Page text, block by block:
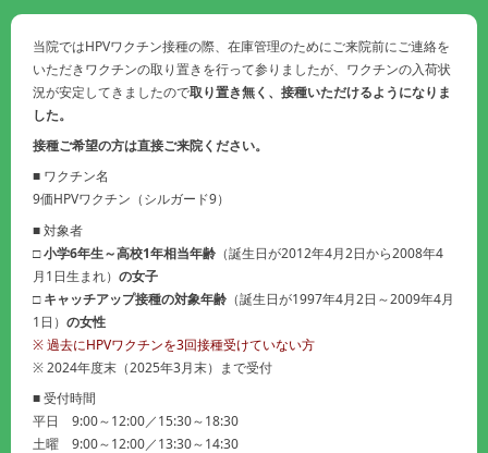
当院ではHPVワクチン接種の際、在庫管理のためにご来院前にご連絡を
いただきワクチンの取り置きを行って参りましたが、ワクチンの入荷状
況が安定してきましたので取り置き無く、接種いただけるようになりま
した。
接種ご希望の方は直接ご来院ください。
■ ワクチン名
9価HPVワクチン（シルガード9）
■ 対象者
□小学6年生～高校1年相当年齢 （誕生日が2012年4月2日から2008年4
月1日生まれ） の女子
□キャッチアップ接種の対象年齢 （誕生日が1997年4月2日～2009年4月
1日） の女性
※ 過去にHPVワクチンを3回接種受けていない方
※ 2024年度末（2025年3月末）まで受付
■ 受付時間
平日 9:00～12:00／15:30～18:30
土曜 9:00～12:00／13:30～14:30